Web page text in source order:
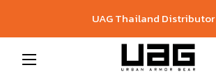
UAG Thailand Distributor
เมนู